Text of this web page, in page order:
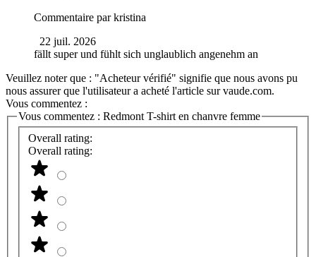
Commentaire parkristina
22 juil. 2026
fällt super und fühlt sich unglaublich angenehm an
Veuillez noter que : "Acheteur vérifié" signifie que nous avons pu
nous assurer que l'utilisateur a acheté l'article sur vaude.com.
Vous commentez :
Vous commentez : Redmont T-shirt en chanvre femme
Overall rating:
Overall rating: